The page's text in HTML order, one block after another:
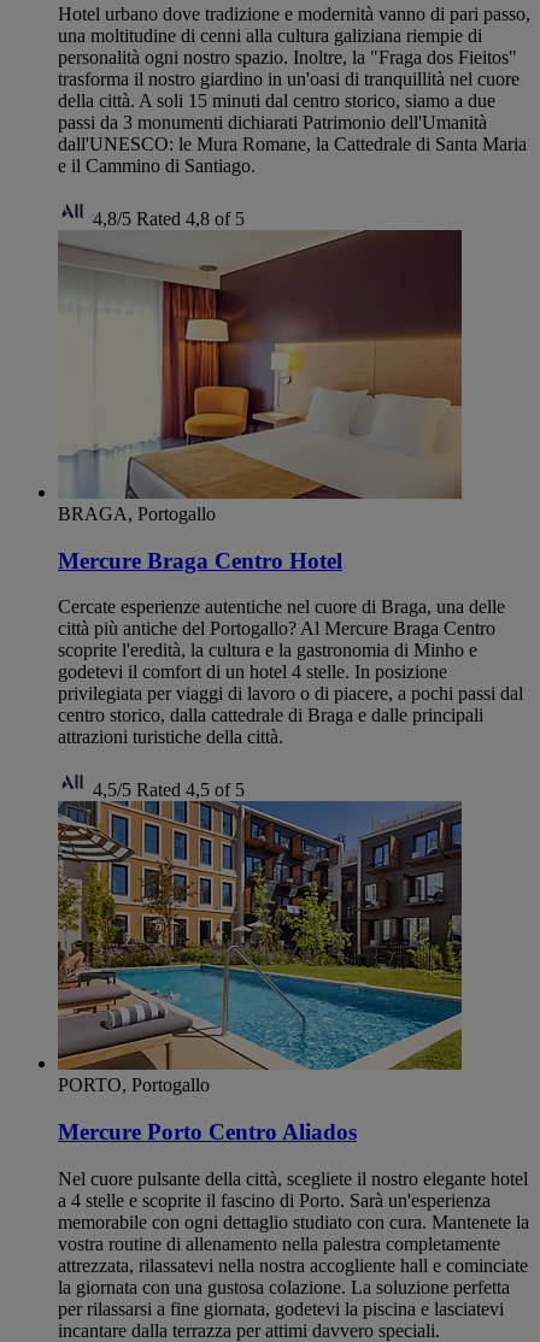
Hotel urbano dove tradizione e modernità vanno di pari passo,
una moltitudine di cenni alla cultura galiziana riempie di
personalità ogni nostro spazio. Inoltre, la "Fraga dos Fieitos"
trasforma il nostro giardino in un'oasi di tranquillità nel cuore
della città. A soli 15 minuti dal centro storico, siamo a due
passi da 3 monumenti dichiarati Patrimonio dell'Umanità
dall'UNESCO: le Mura Romane, la Cattedrale di Santa Maria
e il Cammino di Santiago.
4,8/5 Rated 4,8 of 5
BRAGA, Portogallo
Mercure Braga Centro Hotel
Cercate esperienze autentiche nel cuore di Braga, una delle
città più antiche del Portogallo? Al Mercure Braga Centro
scoprite l'eredità, la cultura e la gastronomia di Minho e
godetevi il comfort di un hotel 4 stelle. In posizione
privilegiata per viaggi di lavoro o di piacere, a pochi passi dal
centro storico, dalla cattedrale di Braga e dalle principali
attrazioni turistiche della città.
4,5/5 Rated 4,5 of 5
PORTO, Portogallo
Mercure Porto Centro Aliados
Nel cuore pulsante della città, scegliete il nostro elegante hotel
a 4 stelle e scoprite il fascino di Porto. Sarà un'esperienza
memorabile con ogni dettaglio studiato con cura. Mantenete la
vostra routine di allenamento nella palestra completamente
attrezzata, rilassatevi nella nostra accogliente hall e cominciate
la giornata con una gustosa colazione. La soluzione perfetta
per rilassarsi a fine giornata, godetevi la piscina e lasciatevi
incantare dalla terrazza per attimi davvero speciali.